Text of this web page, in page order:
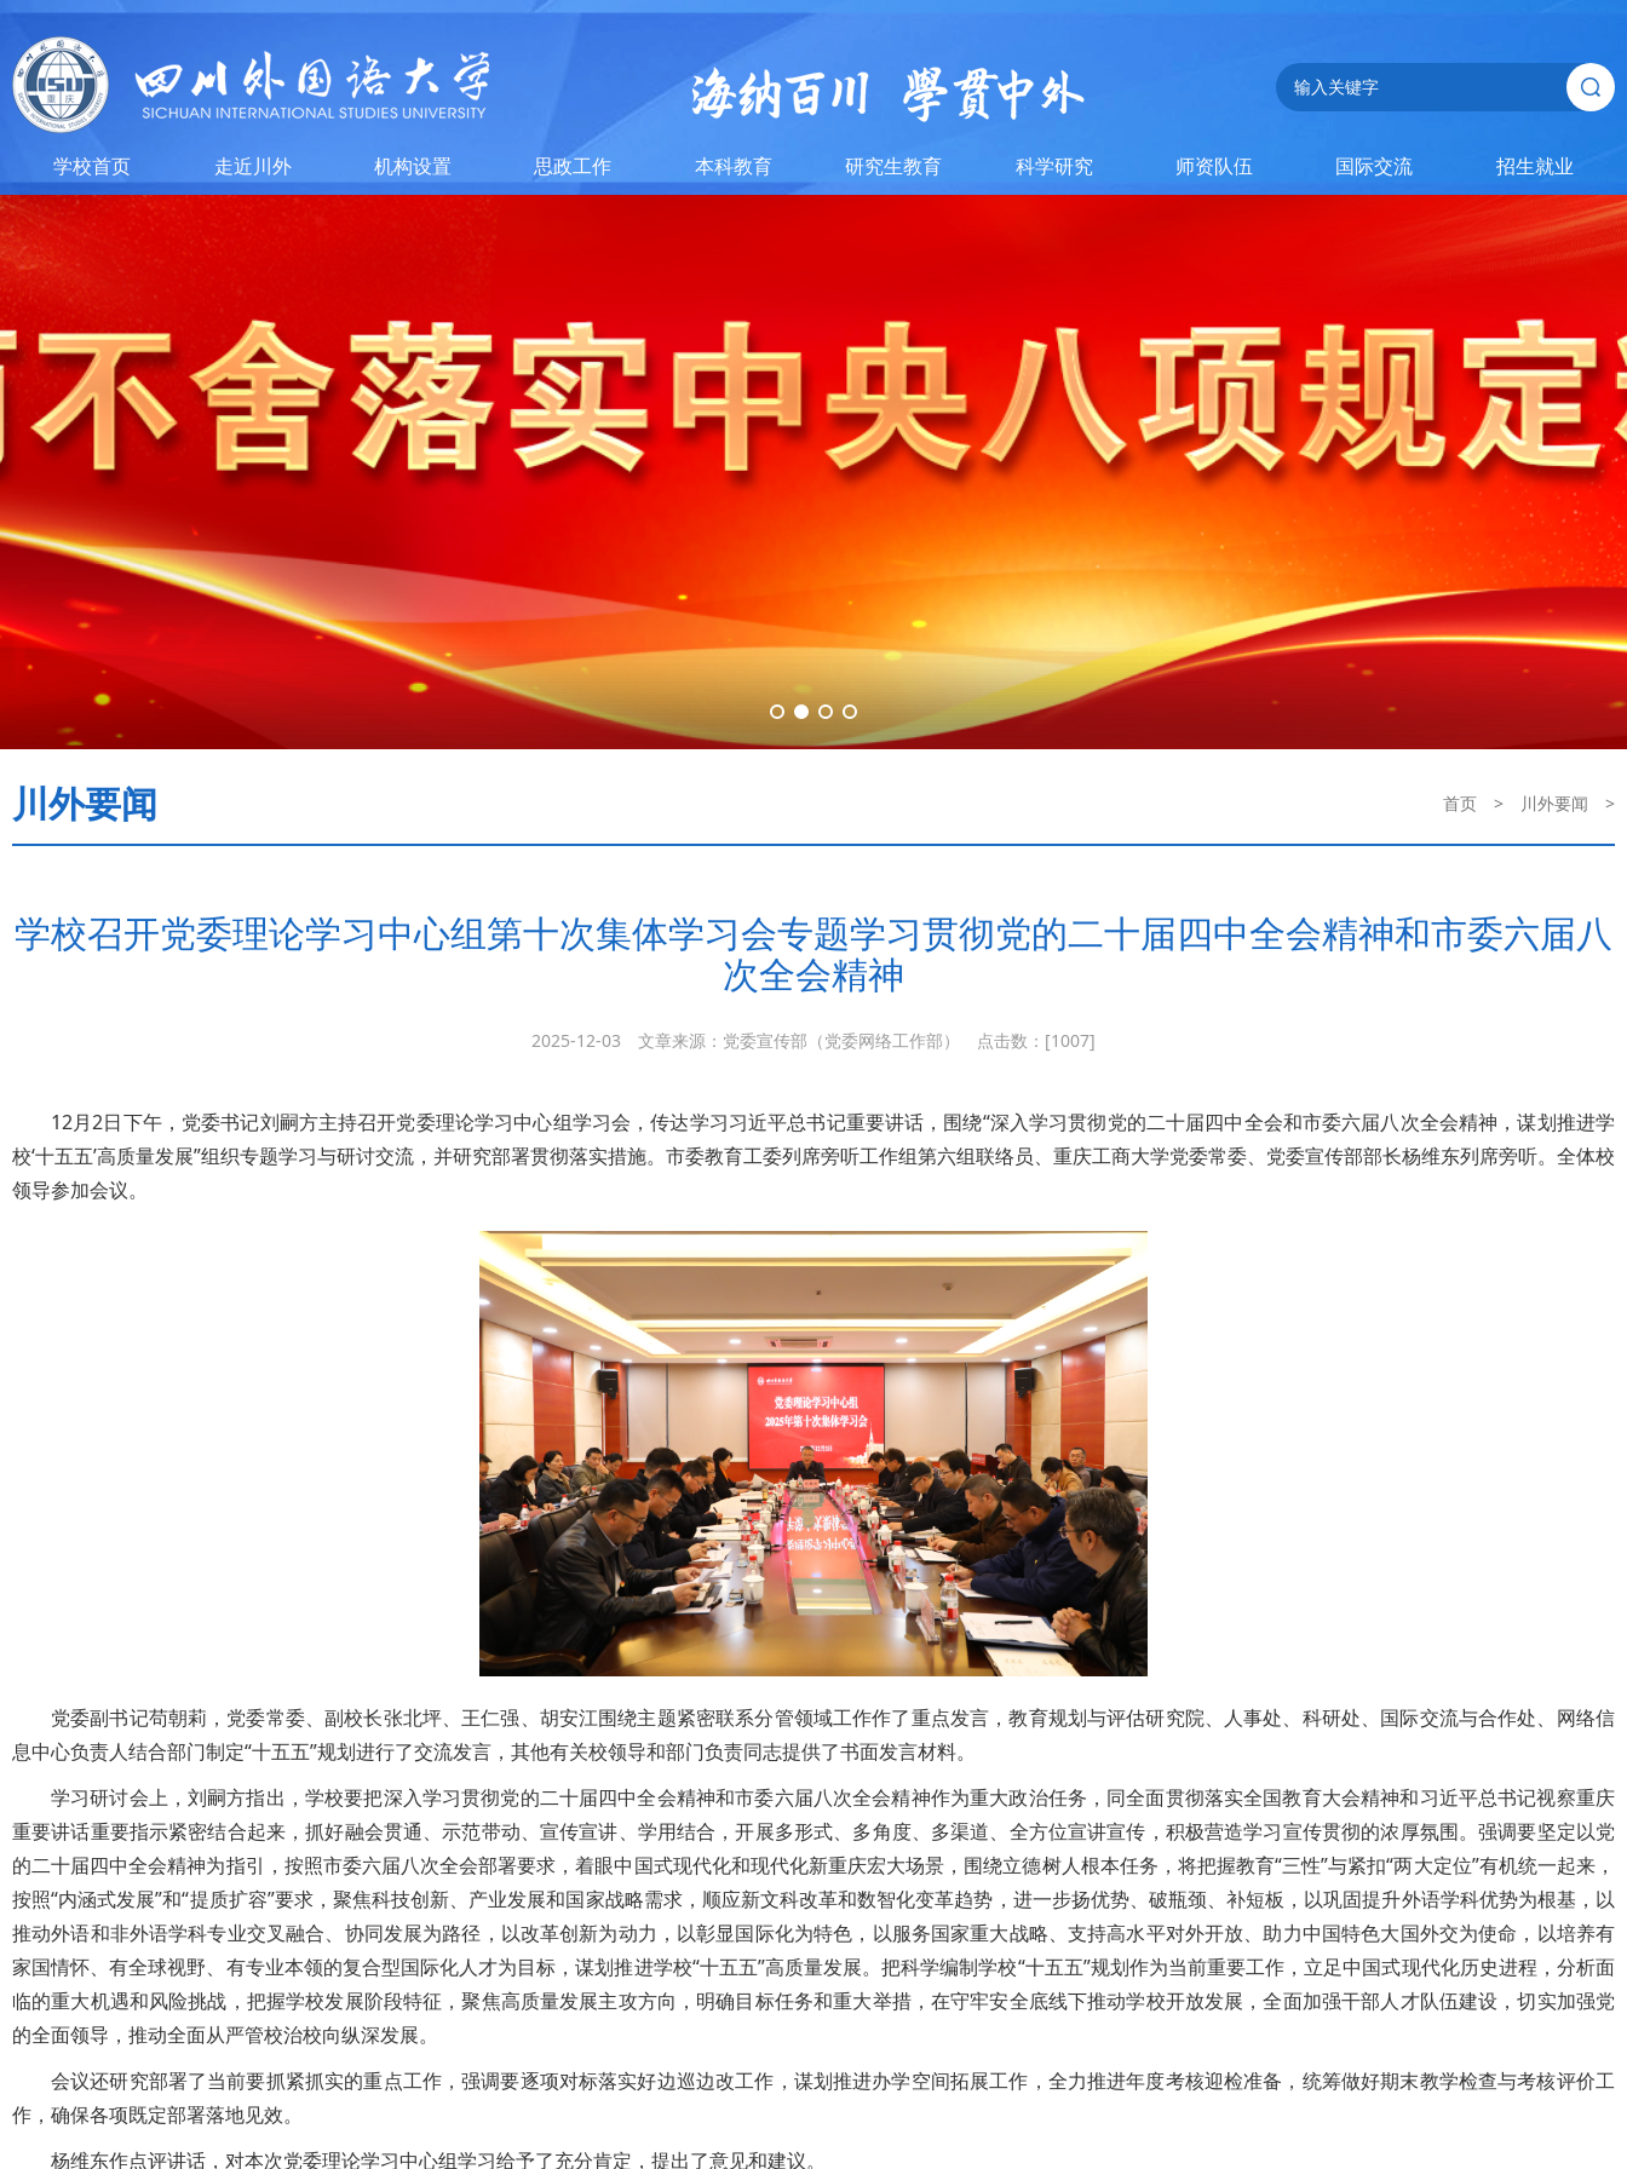
学校首页 走近川外 机构设置 思政工作 本科教育 研究生教育 科学研究 师资队伍 国际交流 招生就业
川外要闻 首页 > 川外要闻 >
学校召开党委理论学习中心组第十次集体学习会专题学习贯彻党的二十届四中全会精神和市委六届八
次全会精神
2025-12-03 文章来源：党委宣传部（党委网络工作部） 点击数：[1007]
12月2日下午，党委书记刘嗣方主持召开党委理论学习中心组学习会，传达学习习近平总书记重要讲话，围绕“深入学习贯彻党的二十届四中全会和市委六届八次全会精神，谋划推进学
校‘十五五’高质量发展”组织专题学习与研讨交流，并研究部署贯彻落实措施。市委教育工委列席旁听工作组第六组联络员、重庆工商大学党委常委、党委宣传部部长杨维东列席旁听。全体校
领导参加会议。
党委副书记苟朝莉，党委常委、副校长张北坪、王仁强、胡安江围绕主题紧密联系分管领域工作作了重点发言，教育规划与评估研究院、人事处、科研处、国际交流与合作处、网络信
息中心负责人结合部门制定“十五五”规划进行了交流发言，其他有关校领导和部门负责同志提供了书面发言材料。
学习研讨会上，刘嗣方指出，学校要把深入学习贯彻党的二十届四中全会精神和市委六届八次全会精神作为重大政治任务，同全面贯彻落实全国教育大会精神和习近平总书记视察重庆
重要讲话重要指示紧密结合起来，抓好融会贯通、示范带动、宣传宣讲、学用结合，开展多形式、多角度、多渠道、全方位宣讲宣传，积极营造学习宣传贯彻的浓厚氛围。强调要坚定以党
的二十届四中全会精神为指引，按照市委六届八次全会部署要求，着眼中国式现代化和现代化新重庆宏大场景，围绕立德树人根本任务，将把握教育“三性”与紧扣“两大定位”有机统一起来，
按照“内涵式发展”和“提质扩容”要求，聚焦科技创新、产业发展和国家战略需求，顺应新文科改革和数智化变革趋势，进一步扬优势、破瓶颈、补短板，以巩固提升外语学科优势为根基，以
推动外语和非外语学科专业交叉融合、协同发展为路径，以改革创新为动力，以彰显国际化为特色，以服务国家重大战略、支持高水平对外开放、助力中国特色大国外交为使命，以培养有
家国情怀、有全球视野、有专业本领的复合型国际化人才为目标，谋划推进学校“十五五”高质量发展。把科学编制学校“十五五”规划作为当前重要工作，立足中国式现代化历史进程，分析面
临的重大机遇和风险挑战，把握学校发展阶段特征，聚焦高质量发展主攻方向，明确目标任务和重大举措，在守牢安全底线下推动学校开放发展，全面加强干部人才队伍建设，切实加强党
的全面领导，推动全面从严管校治校向纵深发展。
会议还研究部署了当前要抓紧抓实的重点工作，强调要逐项对标落实好边巡边改工作，谋划推进办学空间拓展工作，全力推进年度考核迎检准备，统筹做好期末教学检查与考核评价工
作，确保各项既定部署落地见效。
杨维东作点评讲话，对本次党委理论学习中心组学习给予了充分肯定，提出了意见和建议。